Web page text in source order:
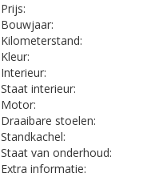
Prijs:
Bouwjaar:
Kilometerstand:
Kleur:
Interieur:
Staat interieur:
Motor:
Draaibare stoelen:
Standkachel:
Staat van onderhoud:
Extra informatie: